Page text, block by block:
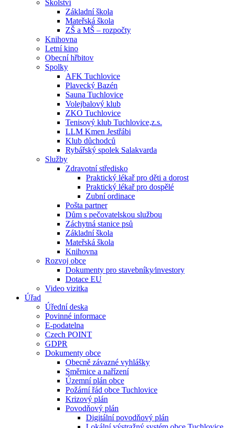
Školství
Základní škola
Mateřská škola
ZŠ a MŠ – rozpočty
Knihovna
Letní kino
Obecní hřbitov
Spolky
AFK Tuchlovice
Plavecký Bazén
Sauna Tuchlovice
Volejbalový klub
ZKO Tuchlovice
Tenisový klub Tuchlovice,z.s.
LLM Kmen Jestřábi
Klub důchodců
Rybářský spolek Salakvarda
Služby
Zdravotní středisko
Praktický lékař pro děti a dorost
Praktický lékař pro dospělé
Zubní ordinace
Pošta partner
Dům s pečovatelskou službou
Záchytná stanice psů
Základní škola
Mateřská škola
Knihovna
Rozvoj obce
Dokumenty pro stavebníky⁄investory
Dotace EU
Video vizitka
Úřad
Úřední deska
Povinné informace
E-podatelna
Czech POINT
GDPR
Dokumenty obce
Obecně závazné vyhlášky
Směrnice a nařízení
Územní plán obce
Požární řád obce Tuchlovice
Krizový plán
Povodňový plán
Digitální povodňový plán